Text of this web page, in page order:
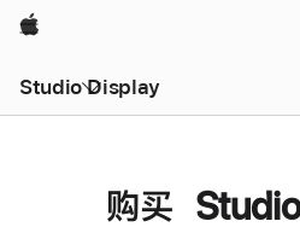
Apple
Studio Display
购买